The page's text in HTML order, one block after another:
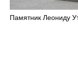
Памятник Леониду